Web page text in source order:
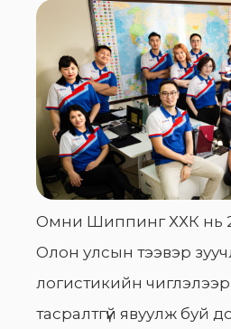
Омни Шиппинг ХХК нь
Олон улсын тээвэр
логистикийн чиглэлээр
тасралтгүй явуулж буй